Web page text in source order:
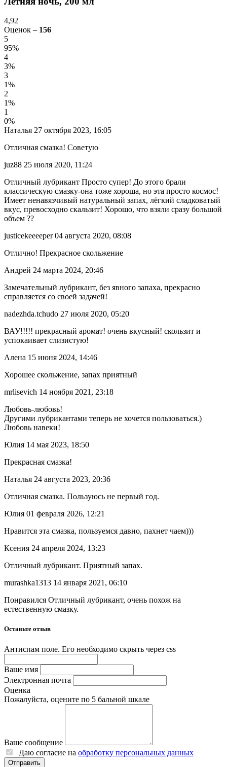
4,92
Оценок – 156
5
95%
4
3%
3
1%
2
1%
1
0%
Наталья 27 октября 2023, 16:05
Отличная смазка! Советую
juz88 25 июля 2020, 11:24
Отличный лубрикант Просто супер! До этого брали
классическую смазку-она тоже хороша, но эта просто космос!
Имеет ненавязчивый натуральный запах, лёгкий сладковатый
вкус, превосходно скальзит! Хорошо, что взяли сразу большой
объем ??
justicekeeeeper 04 августа 2020, 08:08
Отлично! Прекрасное скольжение
Андрей 24 марта 2024, 20:46
Замечательный лубрикант, без явного запаха, прекрасно
справляется со своей задачей!
nadezhda.tchudo 27 июля 2020, 05:20
ВАУ!!!!! прекрасный аромат! очень вкусный! скользит и
успокаивает слизистую!
Алена 15 июня 2024, 14:46
Хорошее скольжение, запах приятный
mrlisevich 14 ноября 2021, 23:18
Любовь-любовь!
Другими лубрикантами теперь не хочется пользоваться.)
Любовь навеки!
Юлия 14 мая 2023, 18:50
Прекрасная смазка!
Наталья 24 августа 2023, 20:36
Отличная смазка. Пользуюсь не первый год.
Юлия 01 февраля 2026, 12:21
Нравится эта смазка, пользуемся давно, пахнет чаем)))
Ксения 24 апреля 2024, 13:23
Отличный лубрикант. Приятный запах.
murashka1313 14 января 2021, 06:10
Понравился Отличный лубрикант, очень похож на
естественную смазку.
Оставьте отзыв
Антиспам поле. Его необходимо скрыть через css
Ваше имя
Электронная почта
Оценка
Пожалуйста, оцените по 5 бальной шкале
Ваше сообщение
Даю согласие на обработку персональных данных